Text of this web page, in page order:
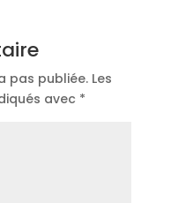
pas publiée. Les
avec *